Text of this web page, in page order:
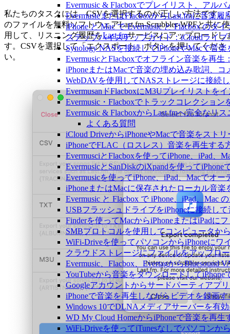
Evermusic & Flacboxでプレイリスト、アル
EvermusieまたはFlacboxからLast.fmに音楽
iPhone と Mac で Evermusic と Flacbox の
ステップバイステップガイド：iCloudライ
Synology NASを接続してiPhoneやMacで音
EvermusicとFlacboxでオフライン音楽を再
iPhoneまたはMacで音楽の埋め込み歌詞、
WebDAVを使用してNASストレージに接続
EvermusanドFlacboxにM3Uプレイリストを
Evermusic・Flacboxでトラックコレクショ
Evermusic & FlacboxからLast.fmへ完全なリ
よくある質問
iCloud DriveからiPhoneやMacで音楽をスト
iPhoneでFLAC（ロスレス）音楽を再生する
EvermusciとFlacboxを使ってiPhone、iPad
EvermusicとSanDiskのiXpandを使って
Evermusicを使ってiPhone、iPad、Macでオ
iPhoneまたはMacに保存されたローカル音楽
Evermusic と Flacbox で iPhone、iPad、
USBフラッシュドライブをiPhoneに接続し
Finderを使ってMacからiPhoneまたはiPadに
SMBプロトコルを使用してコンピュータか
WiFi-Driveを使ってパソコンからiPhoneに
クラウドストレージにファイルをアップロ
Evermusic、Flacbox、Evertagから
YouTubeから音楽をダウンロードして
Googleアカウントからサードパーティアプ
iPhoneで音楽を再生しながらビデオを録画
Windows 10でDLNAメディアサーバーを有
WD My Cloud HomeからiPhoneで音楽を再生
WiFi-Driveを使ってiTunesなしでパソコンか
私たちのタスクには、CSVを選択するのが正しい方法です。
のファイルを無料ソフトウェアLast.fm-Scrubbler-WPFと共に使
用して、リスニング履歴をLast.fmサービスにアップロードし
す。CSVを選択して「エクスポート」ボタンを押してくださ
い。